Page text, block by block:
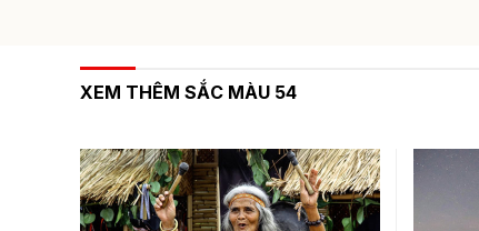
XEM THÊM SẮC MÀU 54